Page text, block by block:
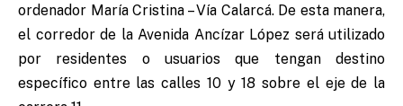
ordenador María Cristina – Vía Calarcá. De esta manera,
el corredor de la Avenida Ancízar López será utilizado
por residentes o usuarios que tengan destino
específico entre las calles 10 y 18 sobre el eje de la